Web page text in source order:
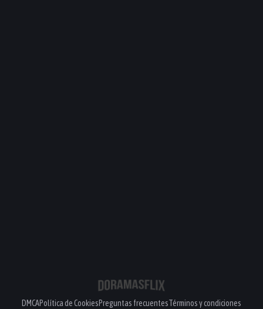
DMCAPolítica de CookiesPreguntas frecuentesTérminos y condiciones